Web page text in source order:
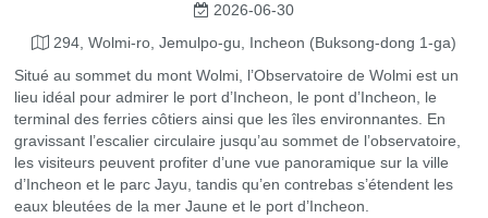
2026-06-30
294, Wolmi-ro, Jemulpo-gu, Incheon (Buksong-dong 1-ga)
Situé au sommet du mont Wolmi, l’Observatoire de Wolmi est un
lieu idéal pour admirer le port d’Incheon, le pont d’Incheon, le
terminal des ferries côtiers ainsi que les îles environnantes. En
gravissant l’escalier circulaire jusqu’au sommet de l’observatoire,
les visiteurs peuvent profiter d’une vue panoramique sur la ville
d’Incheon et le parc Jayu, tandis qu’en contrebas s’étendent les
eaux bleutées de la mer Jaune et le port d’Incheon.